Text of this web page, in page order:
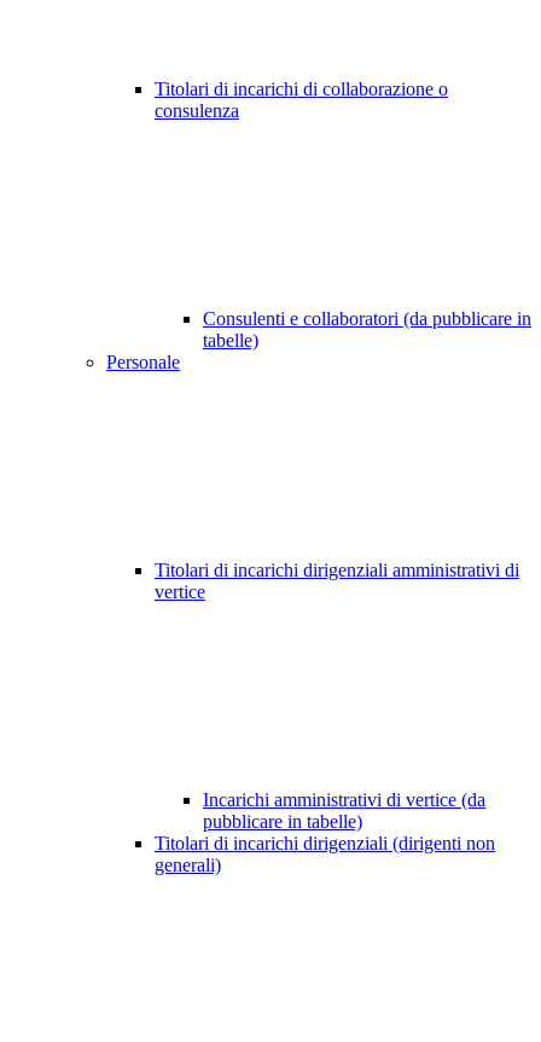
Titolari di incarichi di collaborazione o
consulenza
Consulenti e collaboratori (da pubblicare in
tabelle)
Personale
Titolari di incarichi dirigenziali amministrativi di
vertice
Incarichi amministrativi di vertice (da
pubblicare in tabelle)
Titolari di incarichi dirigenziali (dirigenti non
generali)